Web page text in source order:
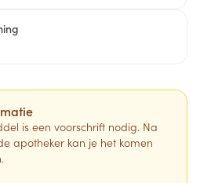
is een voorschrift nodig. Na
apotheker kan je het komen